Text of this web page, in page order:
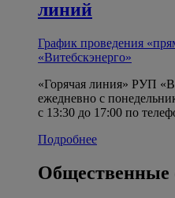
линий
График проведения
«Витебскэнерго»
«Горячая линия» РУП
ежедневно с
с 13:30 до 17:00 по
Подробнее
Общественные